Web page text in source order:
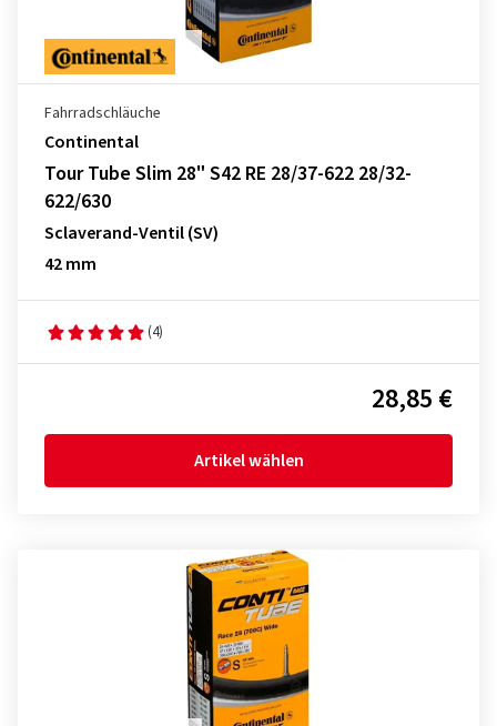
Fahrradschläuche
Continental
Tour Tube Slim 28" S42 RE 28/37-622 28/32-
622/630
Sclaverand-Ventil (SV)
42 mm
(4)
28,85 €
Artikel wählen